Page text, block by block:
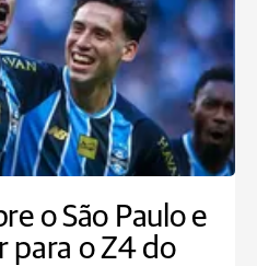
o São Paulo e
para o Z4 do